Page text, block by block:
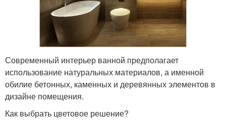
Современный интерьер ванной предполагает
использование натуральных материалов, а именной
обилие бетонных, каменных и деревянных элементов в
дизайне помещения.
Как выбрать цветовое решение?